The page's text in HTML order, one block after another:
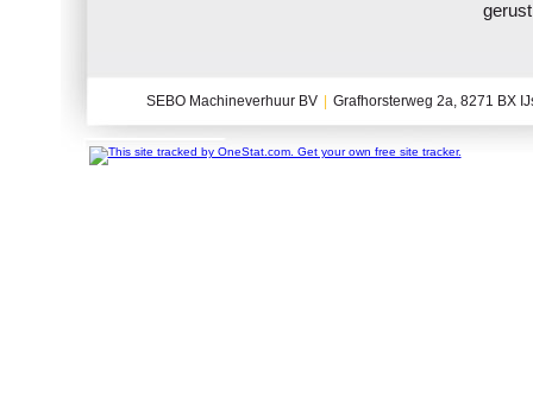
SEBO Machineverhuur BV Grafhorsterweg 2a, 8271 BX